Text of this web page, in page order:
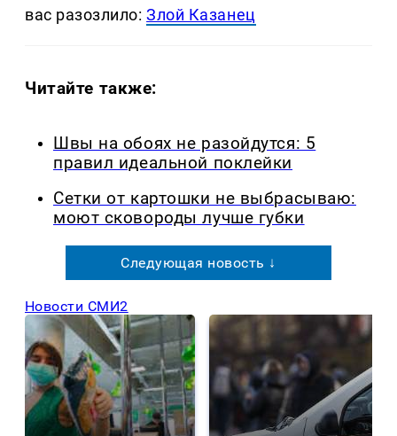
вас разозлило:Злой Казанец
Читайте также:
Швы на обоях не разойдутся: 5
правил идеальной поклейки
Сетки от картошки не выбрасываю:
моют сковороды лучше губки
Следующая новость ↓
Новости СМИ2